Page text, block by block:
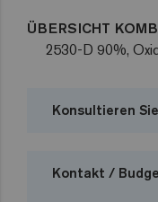
ÜBERSICHT
2530-D 90%,
Konsultieren
Kontakt /